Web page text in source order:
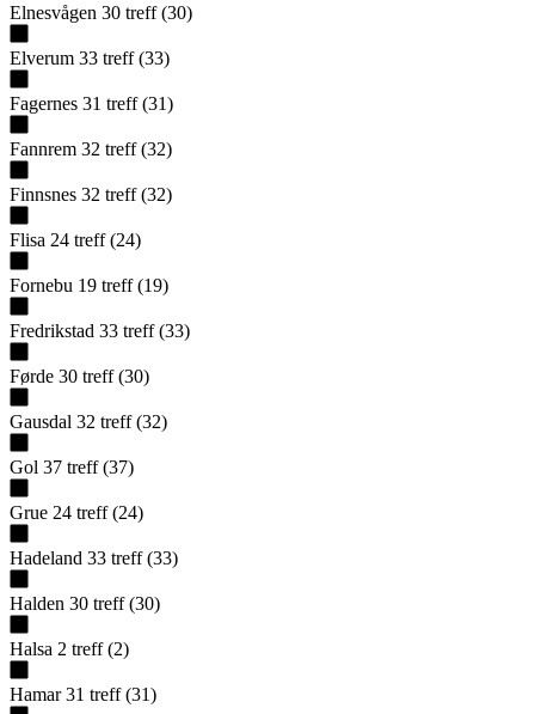
Elnesvågen 30 treff (30)
Elverum 33 treff (33)
Fagernes 31 treff (31)
Fannrem 32 treff (32)
Finnsnes 32 treff (32)
Flisa 24 treff (24)
Fornebu 19 treff (19)
Fredrikstad 33 treff (33)
Førde 30 treff (30)
Gausdal 32 treff (32)
Gol 37 treff (37)
Grue 24 treff (24)
Hadeland 33 treff (33)
Halden 30 treff (30)
Halsa 2 treff (2)
Hamar 31 treff (31)